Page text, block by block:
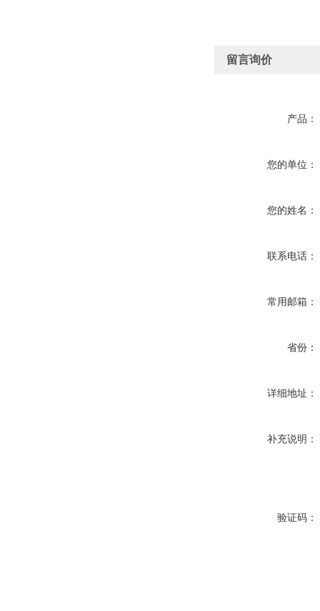
留言询价
产品：
您的单位：
您的姓名：
联系电话：
常用邮箱：
省份：
详细地址：
补充说明：
验证码：